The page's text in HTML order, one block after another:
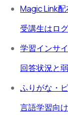
Magic Link
受講生はロ
学習インサ
回答状況と
ふりがな・
言語学習向